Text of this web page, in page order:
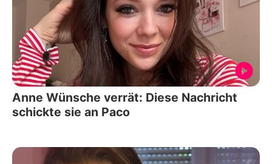
Anne Wünsche verrät: Diese Nachricht
schickte sie an Paco